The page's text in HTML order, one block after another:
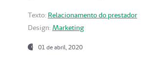
Texto: Relacionamento do prestador
Design: Marketing
01 de abril, 2020